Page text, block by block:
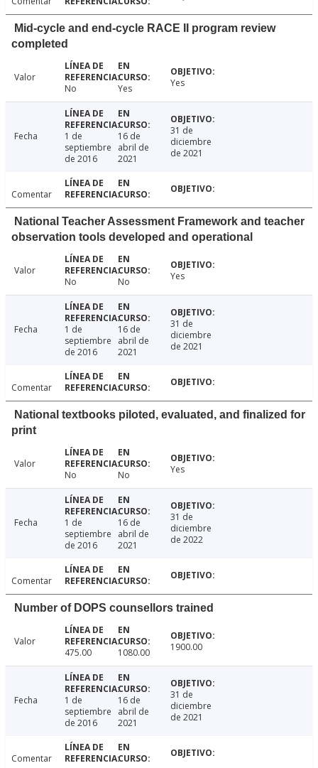
Mid-cycle and end-cycle RACE II program review
completed
Valor
No
Yes Yes
Fecha
1 de
septiembre
de 2016
16 de
abril de
2021
31 de
diciembre
de 2021
Comentar
National Teacher Assessment Framework and teacher
observation tools developed and operational
Valor
No
No Yes
Fecha
1 de
septiembre
de 2016
16 de
abril de
2021
31 de
diciembre
de 2021
Comentar
National textbooks piloted, evaluated, and finalized for
print
Valor
No
No Yes
Fecha
1 de
septiembre
de 2016
16 de
abril de
2021
31 de
diciembre
de 2022
Comentar
Number of DOPS counsellors trained
Valor
475.00
1080.00 1900.00
Fecha
1 de
septiembre
de 2016
16 de
abril de
2021
31 de
diciembre
de 2021
Comentar